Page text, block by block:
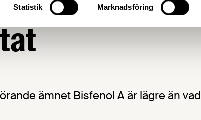
Statistik Marknadsföring
av bisfenol A
ämnet Bisfenol A är lägre än vad